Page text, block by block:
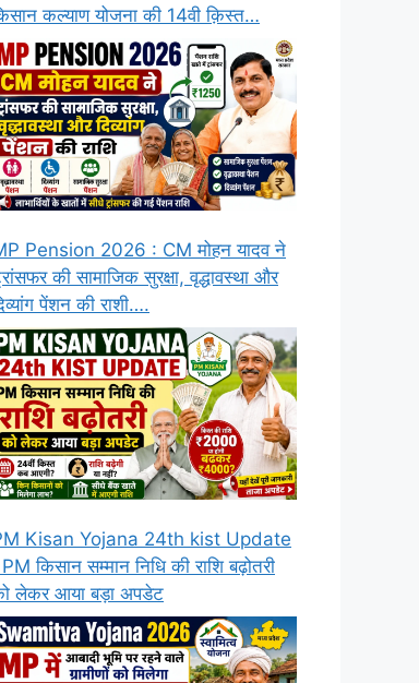
कल्याण योजना की 14वी क़िस्त…
Pension 2026 : CM मोहन यादव ने
की सामाजिक सुरक्षा, वृद्धावस्था और
पेंशन की राशी….
Kisan Yojana 24th kist Update
किसान सम्मान निधि की राशि बढ़ोतरी
लेकर आया बड़ा अपडेट